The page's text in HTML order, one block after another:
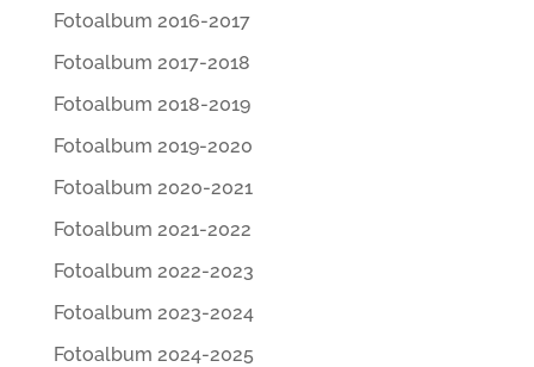
Fotoalbum 2016-2017
Fotoalbum 2017-2018
Fotoalbum 2018-2019
Fotoalbum 2019-2020
Fotoalbum 2020-2021
Fotoalbum 2021-2022
Fotoalbum 2022-2023
Fotoalbum 2023-2024
Fotoalbum 2024-2025